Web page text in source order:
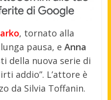
, tornato alla
pausa, e Anna
della nuova serie di
addio”. L’attore è
da Silvia Toffanin.